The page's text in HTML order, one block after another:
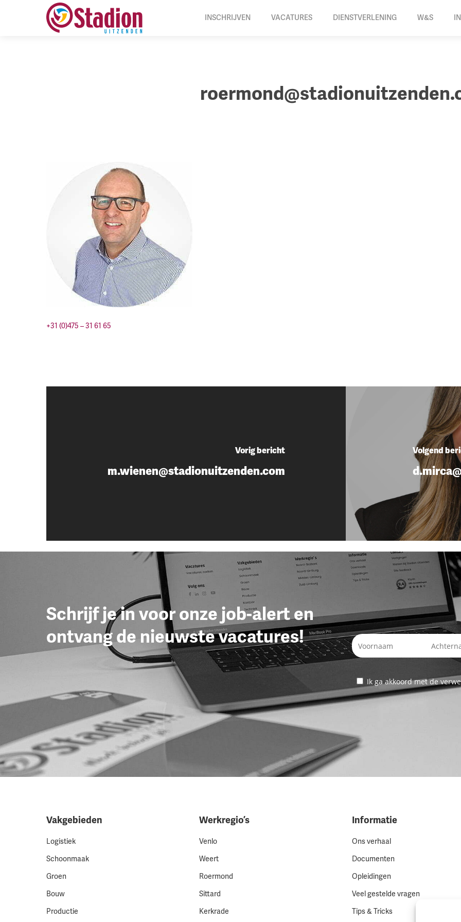
INSCHRIJVEN VACATURES DIENSTVERLENING W&S
+31 (0)475 – 31 61 65
Vorig bericht
m.wienen@stadionuitzenden.com
Volgend
Schrijf je in voor onze job-alert en
ontvang de nieuwste vacatures!
Ik ga akkoord met de
Vakgebieden
Logistiek
Schoonmaak
Groen
Bouw
Productie
Werkregio’s
Venlo
Weert
Roermond
Sittard
Kerkrade
Informatie
Ons verhaal
Documenten
Opleidingen
Veel gestelde vragen
Tips & Tricks